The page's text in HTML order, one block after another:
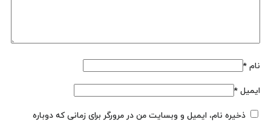
نام *
ایمیل *
ذخیره نام، ایمیل و وبسایت من در مرورگر برای زمانی که دوباره